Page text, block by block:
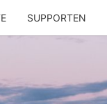
SUPPORTEN